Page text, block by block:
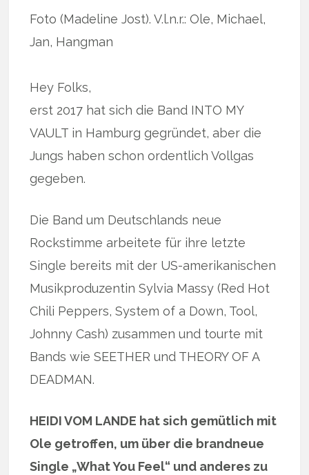
Foto (Madeline Jost). V.l.n.r.: Ole, Michael,
Jan, Hangman
Hey Folks,
erst 2017 hat sich die Band INTO MY
VAULT in Hamburg gegründet, aber die
Jungs haben schon ordentlich Vollgas
gegeben.
Die Band um Deutschlands neue
Rockstimme arbeitete für ihre letzte
Single bereits mit der US-amerikanischen
Musikproduzentin Sylvia Massy (Red Hot
Chili Peppers, System of a Down, Tool,
Johnny Cash) zusammen und tourte mit
Bands wie SEETHER und THEORY OF A
DEADMAN.
HEIDI VOM LANDE hat sich gemütlich mit
Ole getroffen, um über die brandneue
Single „What You Feel“ und anderes zu